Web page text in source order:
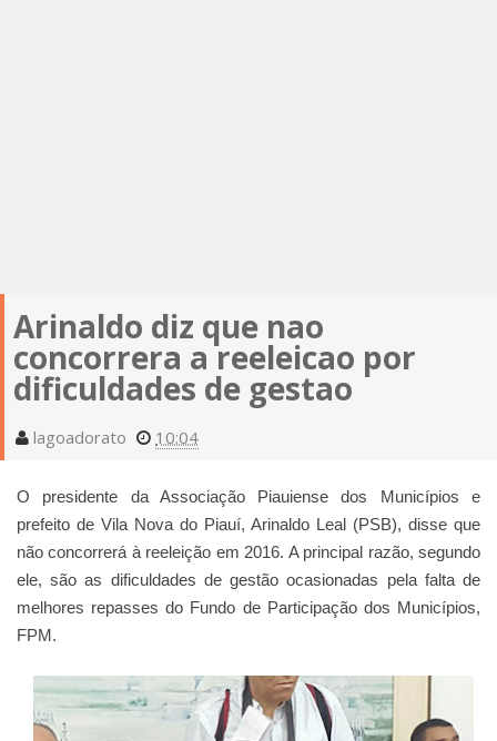
Arinaldo diz que nao
concorrera a reeleicao por
dificuldades de gestao
lagoadorato 10:04
O presidente da Associação Piauiense dos Municípios e
prefeito de Vila Nova do Piauí, Arinaldo Leal (PSB), disse que
não concorrerá à reeleição em 2016. A principal razão, segundo
ele, são as dificuldades de gestão ocasionadas pela falta de
melhores repasses do Fundo de Participação dos Municípios,
FPM.